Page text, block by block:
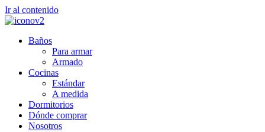
Ir al contenido
Baños
Para armar
Armado
Cocinas
Estándar
A medida
Dormitorios
Dónde comprar
Nosotros